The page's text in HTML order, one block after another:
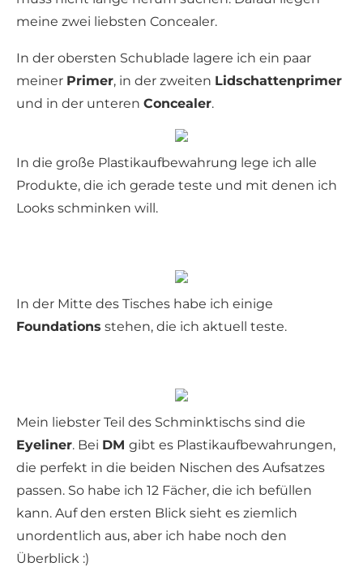
meine zwei liebsten Concealer.
In der obersten Schublade lagere ich ein paar
meiner Primer, in der zweiten Lidschattenprimer
und in der unteren Concealer.
In die große Plastikaufbewahrung lege ich alle
Produkte, die ich gerade teste und mit denen ich
Looks schminken will.
In der Mitte des Tisches habe ich einige
Foundations stehen, die ich aktuell teste.
Mein liebster Teil des Schminktischs sind die
Eyeliner. Bei DM gibt es Plastikaufbewahrungen,
die perfekt in die beiden Nischen des Aufsatzes
passen. So habe ich 12 Fächer, die ich befüllen
kann. Auf den ersten Blick sieht es ziemlich
unordentlich aus, aber ich habe noch den
Überblick :)